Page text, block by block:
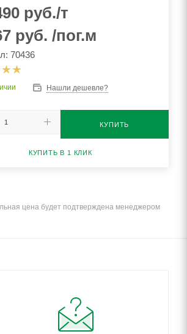
руб./т
руб. /пог.м
70436
Нашли дешевле?
КУПИТЬ
КУПИТЬ В 1 КЛИК
цена будет подтверждена менеджером